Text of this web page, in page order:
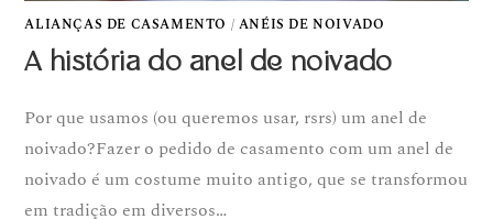
ALIANÇAS DE CASAMENTO / ANÉIS DE NOIVADO
A história do anel de noivado
Por que usamos (ou queremos usar, rsrs) um anel de
noivado?Fazer o pedido de casamento com um anel de
noivado é um costume muito antigo, que se transformou
em tradição em diversos…